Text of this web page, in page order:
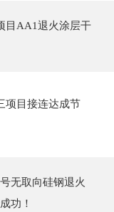
目AA1退火涂层干
目接连达成节
无取向硅钢退火
功！